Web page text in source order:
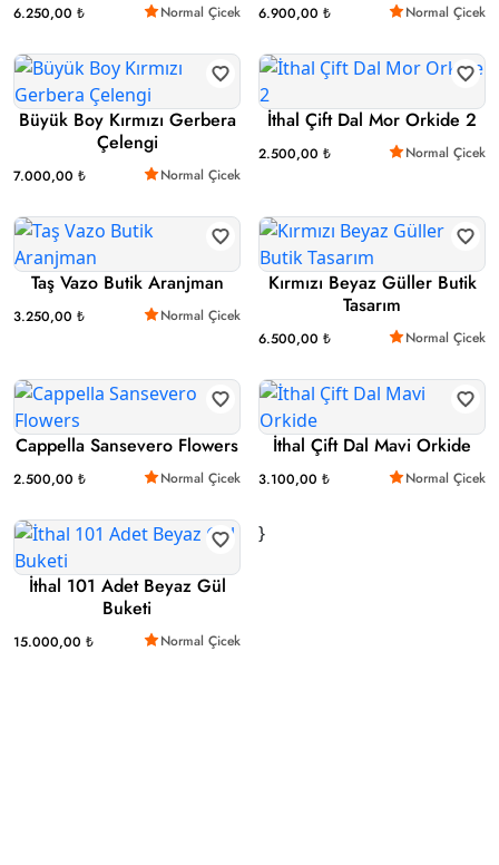
6.250,00 ₺ Normal Çicek 6.900,00 ₺ Normal Çicek
Büyük Boy Kırmızı Gerbera
Çelengi
7.000,00 ₺ Normal Çicek
İthal Çift Dal Mor Orkide 2
2.500,00 ₺ Normal Çicek
Taş Vazo Butik Aranjman
3.250,00 ₺ Normal Çicek
Kırmızı Beyaz Güller Butik
Tasarım
6.500,00 ₺ Normal Çicek
Cappella Sansevero Flowers
2.500,00 ₺ Normal Çicek
İthal Çift Dal Mavi Orkide
3.100,00 ₺ Normal Çicek
İthal 101 Adet Beyaz Gül
Buketi
15.000,00 ₺ Normal Çicek
}